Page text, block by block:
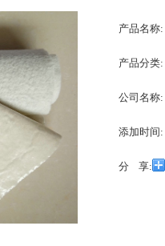
产品名称:
产品分类:
公司名称:
添加时间:
分 享: